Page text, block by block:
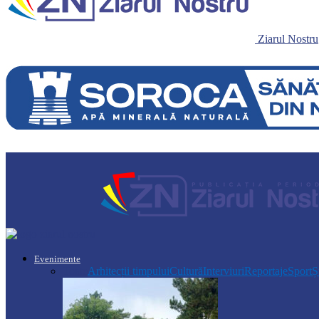
Ziarul Nostru
Evenimente
Arhitecții timpuluiCulturăInterviuriReportajeSport